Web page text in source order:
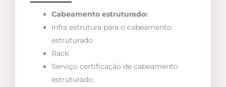
Cabeamento estruturado:
Infra estrutura para o cabeamento
estruturado
Rack
Serviço certificação de cabeamento
estruturado.